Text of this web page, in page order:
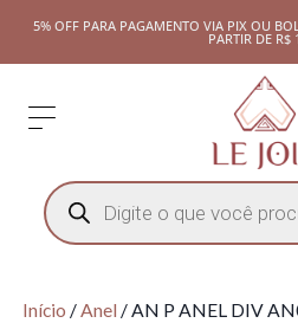
5% OFF PARA PAGAMENTO VIA PIX OU
PARTIR DE R$
Início /Anel / AN P ANEL DIV